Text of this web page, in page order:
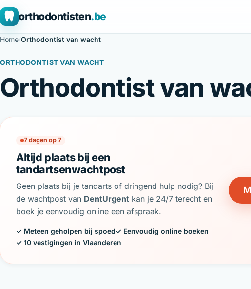
orthodontisten.be
Home/Orthodontist van wacht
ORTHODONTIST VAN WACHT
Orthodontist van
7 dagen op 7
Altijd plaats bij een
tandartsenwachtpost
Geen plaats bij je tandarts of dringend hulp nodig? Bij
de wachtpost van DentUrgent kan je 24/7 terecht en
boek je eenvoudig online een afspraak.
✓ Meteen geholpen bij spoed✓ Eenvoudig online boeken
✓ 10 vestigingen in Vlaanderen